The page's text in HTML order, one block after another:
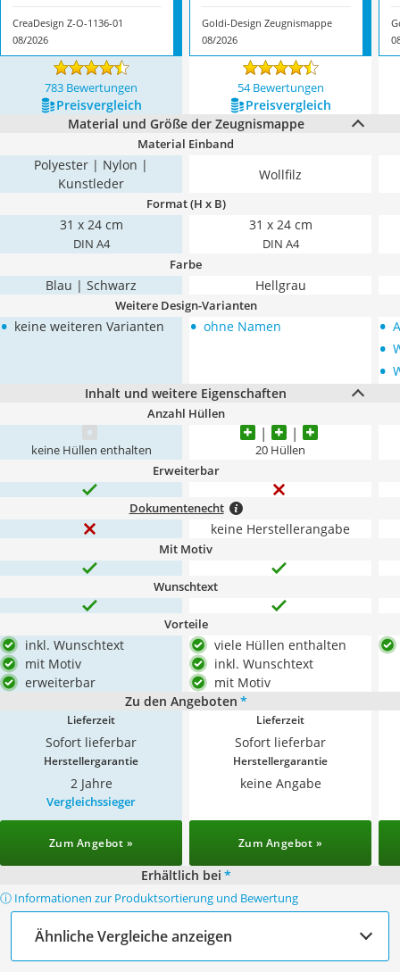
CreaDesign Z-O-1136-01
08/2026
Goldi-Design Zeugnismappe
08/2026
783 Bewertungen 54 Bewertungen
Preis­vergleich
Preis­vergleich
Material und Größe der Zeugnismappe
Material Einband
Polyester | Nylon |
Kunstleder
Wollfilz
Format (H x B)
31 x 24 cm
DIN A4
31 x 24 cm
DIN A4
Farbe
Blau | Schwarz Hellgrau
Weitere Design-Varianten
• keine weiteren Varianten • ohne Namen •
•
•
Inhalt und weitere Eigenschaften
Anzahl Hüllen
keine Hüllen enthalten 20 Hüllen
Erweiterbar
Dokumentenecht
keine Herstellerangabe
Mit Motiv
Wunschtext
Vorteile
inkl. Wunschtext
mit Motiv
erweiterbar
viele Hüllen enthalten
inkl. Wunschtext
mit Motiv
Zu den Angeboten *
Lieferzeit
Sofort lieferbar
Lieferzeit
Sofort lieferbar
Herstellergarantie
2 Jahre
Herstellergarantie
keine Angabe
Vergleichssieger
Zum Angebot » Zum Angebot »
Erhältlich bei *
ⓘ Informationen zur Produktsortierung und Bewertung
Ähnliche Vergleiche anzeigen